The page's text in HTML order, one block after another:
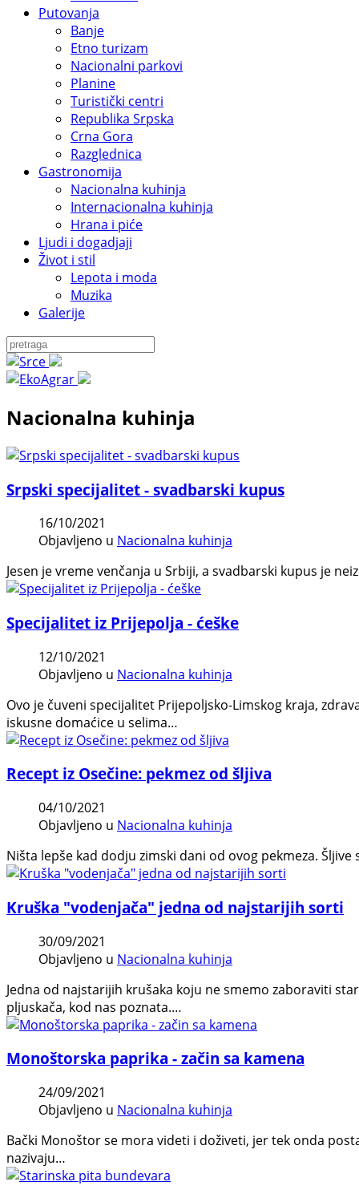
Putovanja
Banje
Etno turizam
Nacionalni parkovi
Planine
Turistički centri
Republika Srpska
Crna Gora
Razglednica
Gastronomija
Nacionalna kuhinja
Internacionalna kuhinja
Hrana i piće
Ljudi i dogadjaji
Život i stil
Lepota i moda
Muzika
Galerije
Nacionalna kuhinja
Srpski specijalitet - svadbarski kupus
16/10/2021
Objavljeno u Nacionalna kuhinja
Jesen je vreme venčanja u Srbiji, a svadbarski kupus je
Specijalitet iz Prijepolja - ćeške
12/10/2021
Objavljeno u Nacionalna kuhinja
Ovo je čuveni specijalitet Prijepoljsko-Limskog kraja,
iskusne domaćice u selima…
Recept iz Osečine: pekmez od šljiva
04/10/2021
Objavljeno u Nacionalna kuhinja
Ništa lepše kad dodju zimski dani od ovog pekmeza.
Kruška "vodenjača" jedna od najstarijih sorti
30/09/2021
Objavljeno u Nacionalna kuhinja
Jedna od najstarijih krušaka koju ne smemo zaboraviti
pljuskača, kod nas poznata.…
Monoštorska paprika - začin sa kamena
24/09/2021
Objavljeno u Nacionalna kuhinja
Bački Monoštor se mora videti i doživeti, jer tek onda
nazivaju…